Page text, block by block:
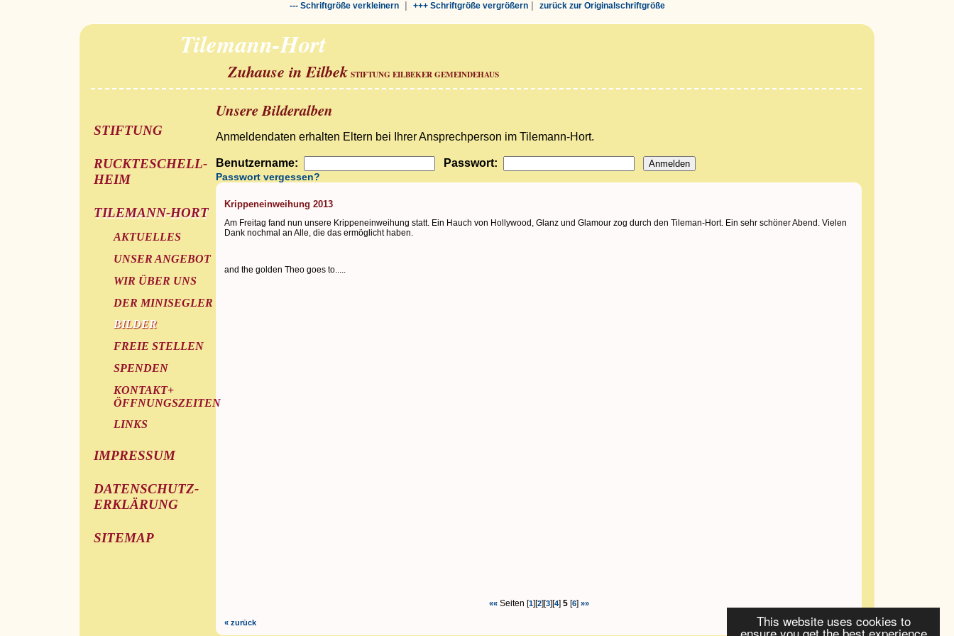
This website uses cookies to
--- Schriftgröße verkleinern| +++ Schriftgröße vergrößern| zurück zur Originalschriftgröße
Tilemann-Hort
Zuhause in Eilbek STIFTUNG EILBEKER GEMEINDEHAUS
STIFTUNG
RUCKTESCHELL-
HEIM
TILEMANN-HORT
AKTUELLES
UNSER ANGEBOT
WIR ÜBER UNS
DER MINISEGLER
BILDER
FREIE STELLEN
SPENDEN
KONTAKT+
ÖFFNUNGSZEITEN
LINKS
IMPRESSUM
DATENSCHUTZ-
ERKLÄRUNG
SITEMAP
Unsere Bilderalben
Anmeldendaten erhalten Eltern bei Ihrer Ansprechperson im Tilemann-Hort.
Benutzername: Passwort:
Passwort vergessen?
Krippeneinweihung 2013
Am Freitag fand nun unsere Krippeneinweihung statt. Ein Hauch von Hollywood, Glanz und Glamour zog durch den Tileman-Hort. Ein sehr schöner Abend. Vielen
Dank nochmal an Alle, die das ermöglicht haben.
and the golden Theo goes to.....
««Seiten [1][2][3][4] 5[6] »»
« zurück